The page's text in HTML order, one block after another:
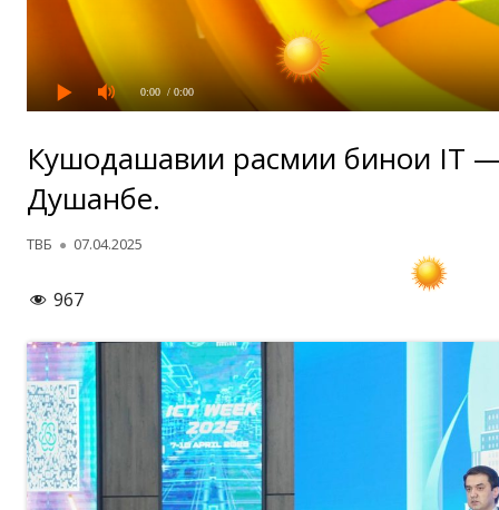
0:00 / 0:00
Кушодашавии расмии бинои IT
Душанбе.
Автор
ТВБ Опубликовано
07.04.2025
967